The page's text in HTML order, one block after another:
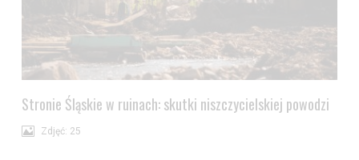
Stronie Śląskie w ruinach: skutki niszczycielskiej powodzi
Zdjęć: 25